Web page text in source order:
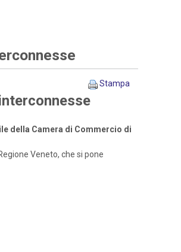
Stampa
della Camera di Commercio di
Veneto, che si pone